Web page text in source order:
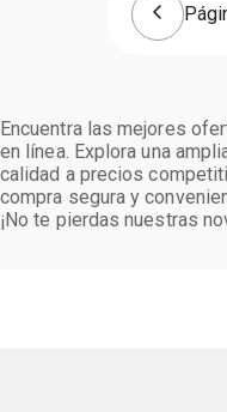
Encuentra las mejores
en línea. Explora una
calidad a precios
compra segura y
¡No te pierdas nuestras